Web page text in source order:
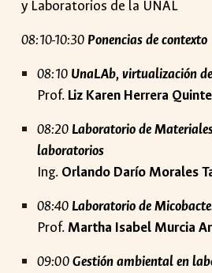
y Laboratorios de la UNAL
08:10-10:30 Ponencias de contexto
08:10 UnaLAb, virtualización
Prof. Liz Karen Herrera
08:20 Laboratorio de
laboratorios
Ing. Orlando Darío Morales
08:40 Laboratorio de
Prof.Martha Isabel Murcia
09:00Gestión ambiental en